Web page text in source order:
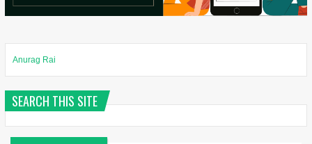
Anurag Rai
SEARCH THIS SITE